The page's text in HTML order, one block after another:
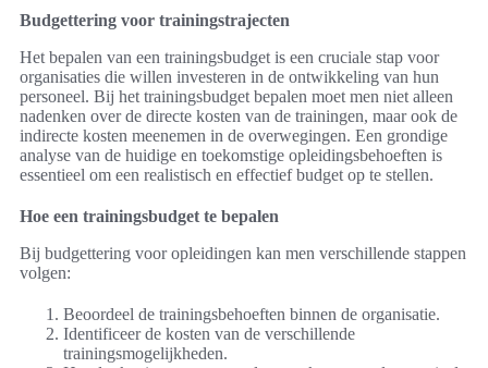
Budgettering voor trainingstrajecten
Het bepalen van een trainingsbudget is een cruciale stap voor
organisaties die willen investeren in de ontwikkeling van hun
personeel. Bij het trainingsbudget bepalen moet men niet alleen
nadenken over de directe kosten van de trainingen, maar ook de
indirecte kosten meenemen in de overwegingen. Een grondige
analyse van de huidige en toekomstige opleidingsbehoeften is
essentieel om een realistisch en effectief budget op te stellen.
Hoe een trainingsbudget te bepalen
Bij budgettering voor opleidingen kan men verschillende stappen
volgen:
Beoordeel de trainingsbehoeften binnen de organisatie.
Identificeer de kosten van de verschillende
trainingsmogelijkheden.